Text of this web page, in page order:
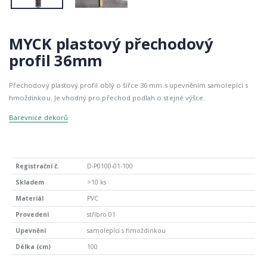
MYCK plastový přechodový
profil 36mm
Přechodový plastový profil oblý o šířce 36 mm s upevněním samolepící s
hmoždinkou. Je vhodný pro přechod podlah o stejné výšce.
Barevnice dekorů
D-P0100-01-100
>10 ks
PVC
stříbro 01
samolepící s hmoždinkou
100